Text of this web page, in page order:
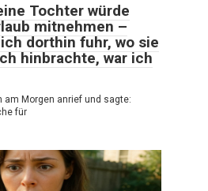
Tochter würde
mitnehmen –
dorthin fuhr, wo sie
hinbrachte, war ich
am Morgen anrief und sagte:
für